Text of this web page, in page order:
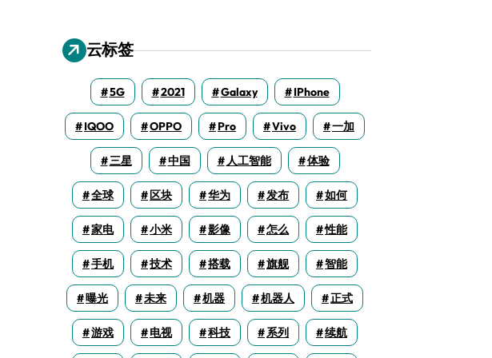
云标签
5G 2021 Galaxy IPhone
IQOO OPPO Pro Vivo 一加
三星 中国 人工智能 体验
全球 区块 华为 发布 如何
家电 小米 影像 怎么 性能
手机 技术 搭载 旗舰 智能
曝光 未来 机器 机器人 正式
游戏 电视 科技 系列 续航